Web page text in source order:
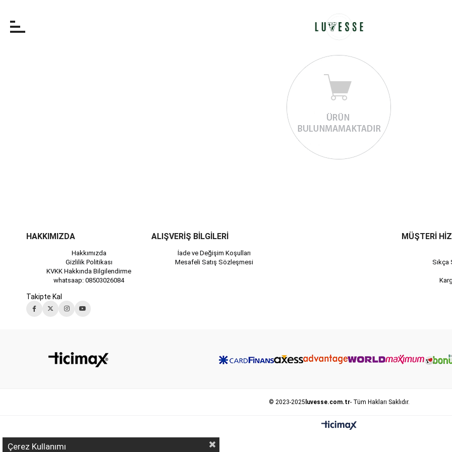
HAKKIMIZDA
Hakkımızda
Gizlilik Politikası
KVKK Hakkında Bilgilendirme
whatsaap: 08503026084
Takipte Kal
ALIŞVERİŞ BİLGİLERİ
İade ve Değişim Koşulları
Mesafeli Satış Sözleşmesi
MÜŞTERİ
Sıkça
© 2023-2025 luvesse.com.tr- Tüm Hakları Saklıdır.
Çerez Kullanımı